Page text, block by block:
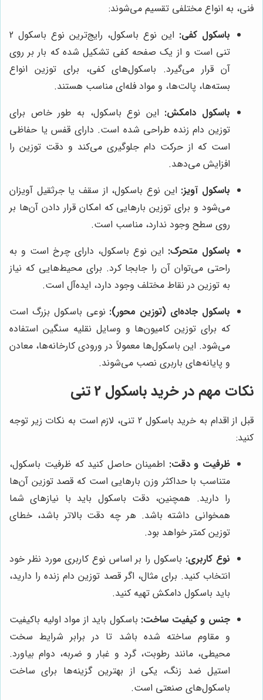
فنی، به انواع مختلفی تقسیم می‌شوند:
باسکول کفی:
این نوع باسکول، رایج‌ترین نوع باسکول 2
تنی است و از یک صفحه کفی تشکیل شده که بار بر روی
آن قرار می‌گیرد. باسکول‌های کفی، برای توزین انواع
بسته‌ها، پالت‌ها، و مواد فله‌ای مناسب هستند.
باسکول دامکش: این نوع باسکول، به طور خاص برای
توزین دام زنده طراحی شده است. دارای قفس یا حفاظی
است که از حرکت دام جلوگیری می‌کند و دقت توزین را
افزایش می‌دهد.
باسکول آویز: این نوع باسکول، از سقف یا جرثقیل آویزان
می‌شود و برای توزین بارهایی که امکان قرار دادن آن‌ها بر
روی سطح وجود ندارد، مناسب است.
باسکول متحرک: این نوع باسکول، دارای چرخ است و به
راحتی می‌توان آن را جابجا کرد. برای محیط‌هایی که نیاز
به توزین در نقاط مختلف وجود دارد، ایده‌آل است.
باسکول جاده‌ای (توزین محور): نوعی باسکول بزرگ است
که برای توزین کامیون‌ها و وسایل نقلیه سنگین استفاده
می‌شود. این باسکول‌ها معمولاً در ورودی کارخانه‌ها، معادن
و پایانه‌های باربری نصب می‌شوند.
نکات مهم در خرید باسکول 2 تنی
قبل از اقدام به خرید باسکول 2 تنی، لازم است به نکات زیر توجه
کنید:
ظرفیت و دقت: اطمینان حاصل کنید که ظرفیت باسکول،
متناسب با حداکثر وزن بارهایی است که قصد توزین آن‌ها
را دارید. همچنین، دقت باسکول باید با نیازهای شما
همخوانی داشته باشد. هر چه دقت بالاتر باشد، خطای
توزین کمتر خواهد بود.
نوع کاربری: باسکول را بر اساس نوع کاربری مورد نظر خود
انتخاب کنید. برای مثال، اگر قصد توزین دام زنده را دارید،
باید باسکول دامکش تهیه کنید.
جنس و کیفیت ساخت: باسکول باید از مواد اولیه باکیفیت
و مقاوم ساخته شده باشد تا در برابر شرایط سخت
محیطی، مانند رطوبت، گرد و غبار و ضربه، دوام بیاورد.
استیل ضد زنگ، یکی از بهترین گزینه‌ها برای ساخت
باسکول‌های صنعتی است.